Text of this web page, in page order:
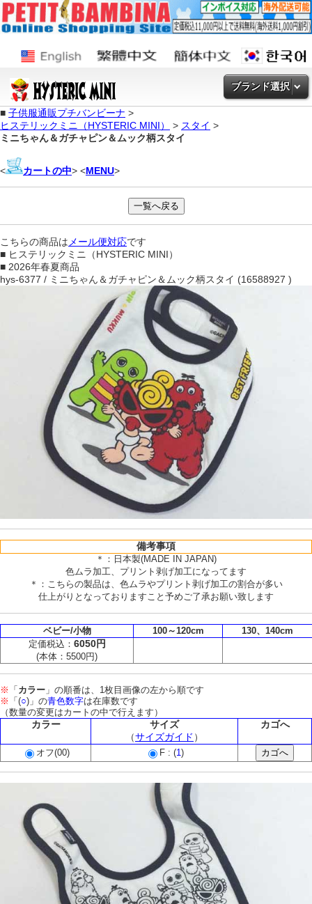
ブランド選択
■ 子供服通販プチバンビーナ >
ヒステリックミニ（HYSTERIC MINI）
> スタイ >
ミニちゃん＆ガチャピン＆ムック柄スタイ
< カートの中> <MENU>
こちらの商品は メール便対応です
■ ヒステリックミニ（HYSTERIC MINI）
■ 2026年春夏商品
hys-6377 / ミニちゃん＆ガチャピン＆ムック柄スタイ (16588927 )
備考事項
＊：日本製(MADE IN JAPAN)
色ムラ加工、プリント剥げ加工になってます
＊：こちらの製品は、色ムラやプリント剥げ加工の割合が多い
仕上がりとなっておりますこと予めご了承お願い致します
ベビー/小物 100～120cm
130、140cm
定価税込： 6050円
(本体：5500円)
※ 「カラー 」の順番は、1枚目画像の左から順です
※ 「(○)」の青色数字は在庫数です
（数量の変更はカートの中で行えます）
カラー
サイズ
（サイズガイド ）
カゴへ
オフ(00) F : (1)